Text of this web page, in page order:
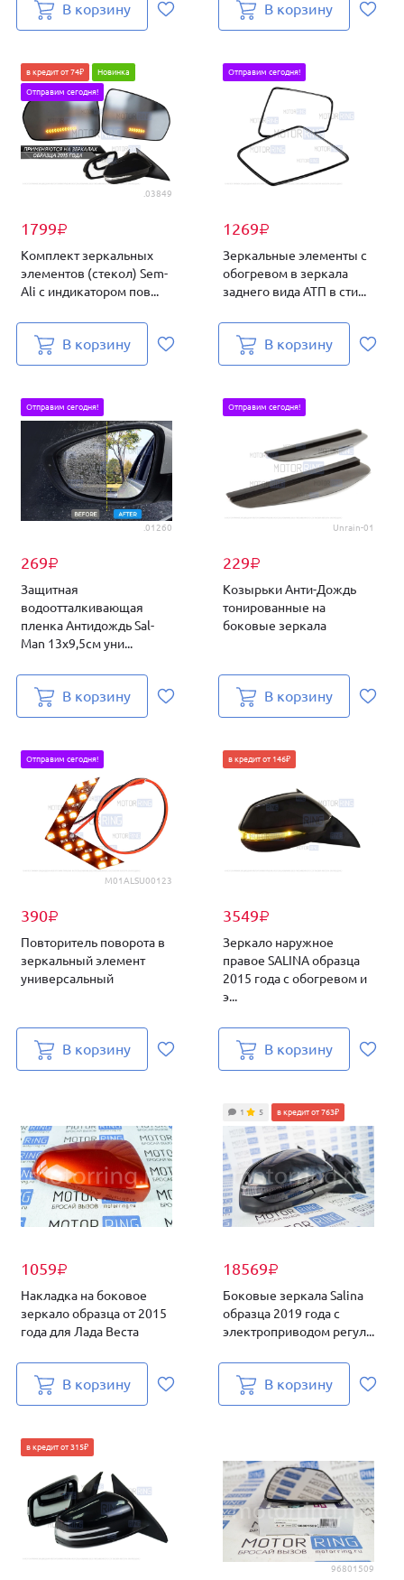
В корзину В корзину
.03849
1799₽
в кредит от 74₽ Новинка
Отправим сегодня!
Комплект зеркальных
элементов (стекол) Sem-
Ali с индикатором пов...
В корзину
1269₽
Отправим сегодня!
Зеркальные элементы с
обогревом в зеркала
заднего вида АТП в сти...
В корзину
.01260
269₽
Отправим сегодня!
Защитная
водоотталкивающая
пленка Антидождь Sal-
Man 13х9,5см уни...
В корзину
Unrain-01
229₽
Отправим сегодня!
Козырьки Анти-Дождь
тонированные на
боковые зеркала
В корзину
M01ALSU00123
390₽
Отправим сегодня!
Повторитель поворота в
зеркальный элемент
универсальный
В корзину
3549₽
в кредит от 146₽
Зеркало наружное
правое SALINA образца
2015 года с обогревом и
э...
В корзину
1059₽
Накладка на боковое
зеркало образца от 2015
года для Лада Веста
В корзину
18569₽
1 5 в кредит от 763₽
Боковые зеркала Salina
образца 2019 года с
электроприводом регул...
В корзину
в кредит от 315₽
96801509